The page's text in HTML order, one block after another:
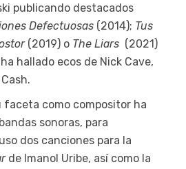
publicando destacados
Defectuosas (2014); Tus
(2019) o The Liars (2021)
hallado ecos de Nick Cave,
faceta como compositor ha
sonoras, para
dos canciones para la
de Imanol Uribe, así como la